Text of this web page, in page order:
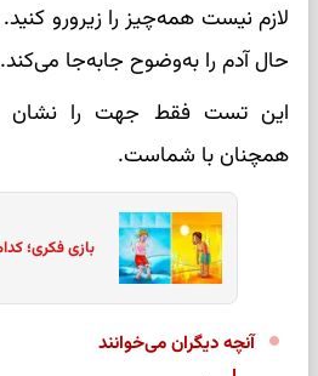
لازم نیست همه‌چیز را زیرورو
حال آدم را به‌وضوح جابه‌جا می‌کند.
این تست فقط جهت را نشان
همچنان با شماست.
بازی فکری؛
آنچه دیگران می‌خوانند